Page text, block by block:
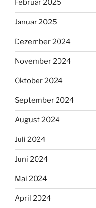
Februar 2025
Januar 2025
Dezember 2024
November 2024
Oktober 2024
September 2024
August 2024
Juli 2024
Juni 2024
Mai 2024
April 2024